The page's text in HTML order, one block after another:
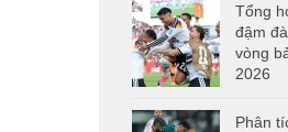
Tổng
đậm
vòng
2026
Phân